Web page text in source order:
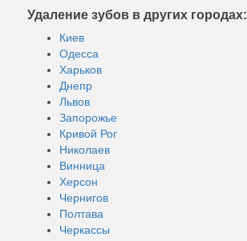
Удаление зубов в других городах:
Киев
Одесса
Харьков
Днепр
Львов
Запорожье
Кривой Рог
Николаев
Винница
Херсон
Чернигов
Полтава
Черкассы